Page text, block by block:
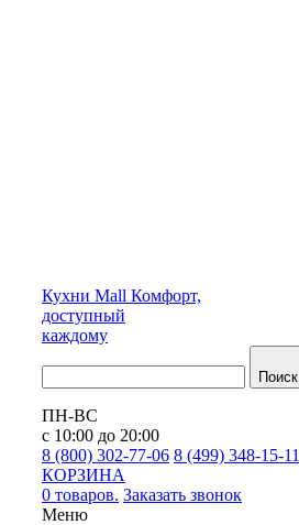
Кухни Mall Комфорт,
доступный
каждому
Поиск
ПН-ВС
с 10:00 до 20:00
8 (800) 302-77-06 8 (499) 348-15-11
КОРЗИНА
0 товаров. Заказать звонок
Меню